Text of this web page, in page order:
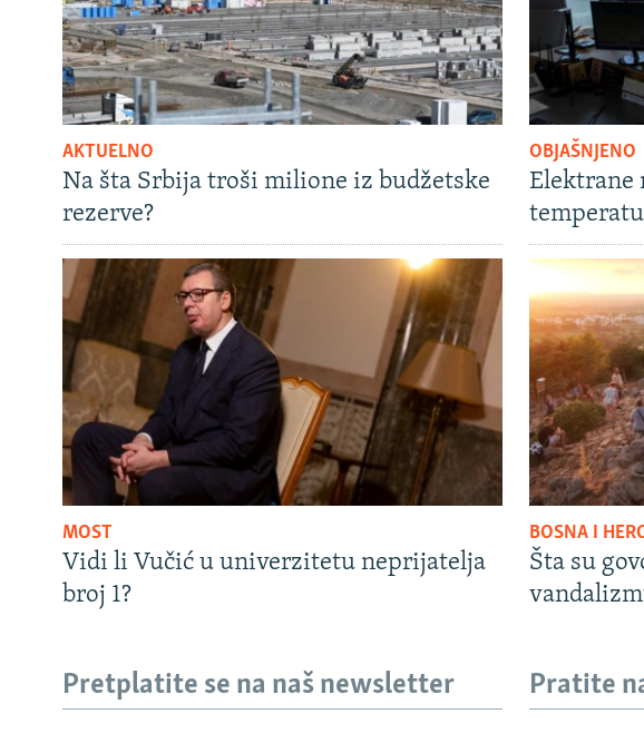
AKTUELNO
Na šta Srbija troši milione iz budžetske
rezerve?
OBJAŠNJENO
Elektrane
MOST
Vidi li Vučić u univerzitetu neprijatelja
broj 1?
BOSNA I
Šta su
Pretplatite se na naš newsletter Pratite